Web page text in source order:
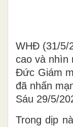
WHĐ (31/5/
cao và nhìn
Đức Giám
đã nhấn
Sáu 29/5/
Trong dịp